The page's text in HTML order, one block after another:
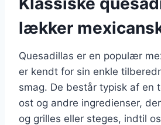
lækker
Quesadillas er en populær
er kendt for sin enkle
smag. De består typisk af en
ost og andre ingredienser,
og grilles eller steges, indtil